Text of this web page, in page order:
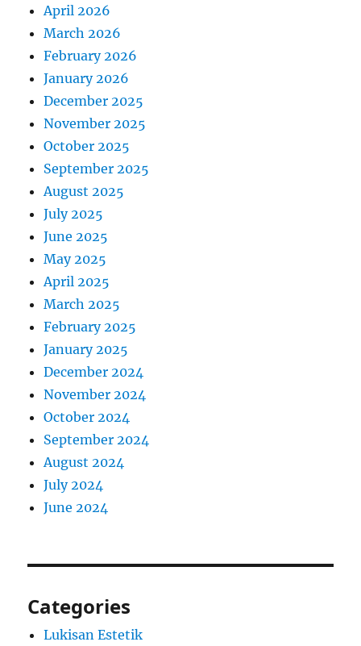
April 2026
March 2026
February 2026
January 2026
December 2025
November 2025
October 2025
September 2025
August 2025
July 2025
June 2025
May 2025
April 2025
March 2025
February 2025
January 2025
December 2024
November 2024
October 2024
September 2024
August 2024
July 2024
June 2024
Categories
Lukisan Estetik